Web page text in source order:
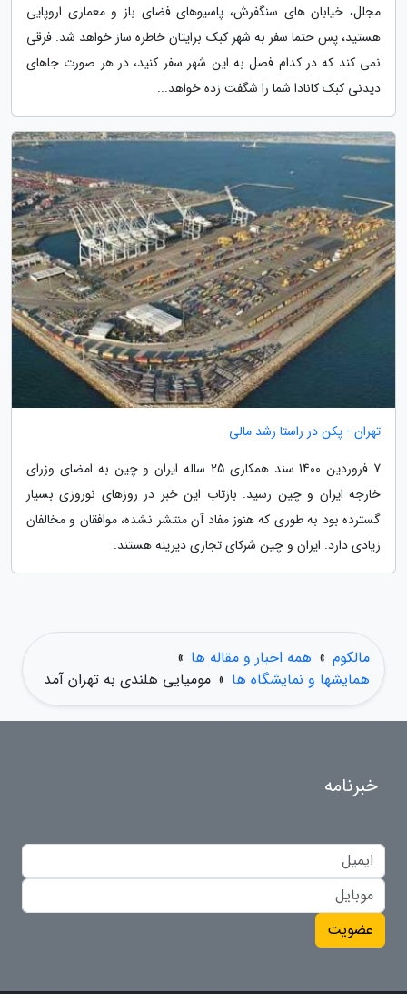
مجلل، خیابان های سنگفرش، پاسیوهای فضای باز و معماری اروپایی
هستید، پس حتما سفر به شهر کبک برایتان خاطره ساز خواهد شد. فرقی
نمی کند که در کدام فصل به این شهر سفر کنید، در هر صورت جاهای
دیدنی کبک کانادا شما را شگفت زده خواهد...
تهران - پکن در راستا رشد مالی
7 فروردین 1400 سند همکاری 25 ساله ایران و چین به امضای وزرای
خارجه ایران و چین رسید. بازتاب این خبر در روزهای نوروزی بسیار
گسترده بود به طوری که هنوز مفاد آن منتشر نشده، موافقان و مخالفان
زیادی دارد. ایران و چین شرکای تجاری دیرینه هستند.
مالکوم » همه اخبار و مقاله ها »
همایشها و نمایشگاه ها » مومیایی هلندی به تهران آمد
خبرنامه
عضویت